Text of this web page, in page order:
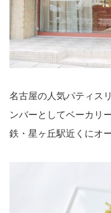
名古屋の人気パティス
ンバーとしてベーカリ
鉄・星ヶ丘駅近くにオ